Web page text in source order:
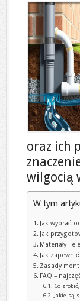
oraz ich
wilgocią
W tym
Jak wybrać
Jak
Materiały i
Jak
Zasady
FAQ –
Co
Jakie są